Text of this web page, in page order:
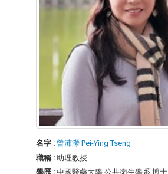
名字 : 曾沛瀠 Pei-Ying Tseng
職稱 : 助理教授
學歷 : 中國醫藥大學 公共衛生學系 博士